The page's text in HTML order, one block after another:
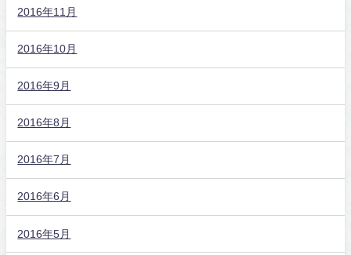
2016年11月
2016年10月
2016年9月
2016年8月
2016年7月
2016年6月
2016年5月